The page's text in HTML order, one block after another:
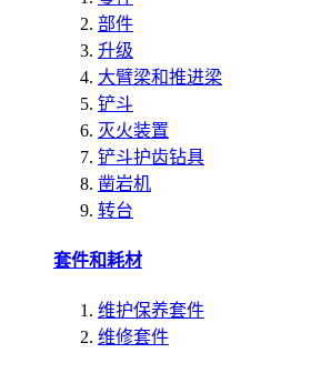
部件
升级
大臂梁和推进梁
铲斗
灭火装置
铲斗护齿钻具
凿岩机
转台
套件和耗材
维护保养套件
维修套件